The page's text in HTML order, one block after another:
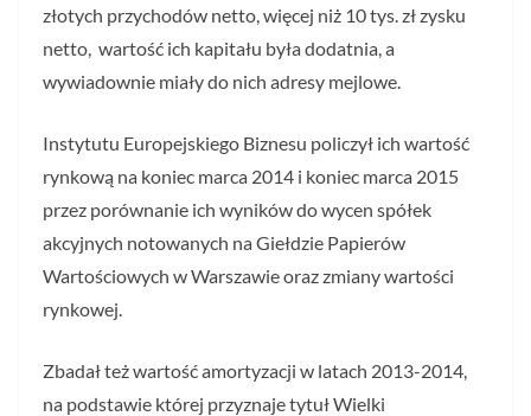
złotych przychodów netto, więcej niż 10 tys. zł zysku
netto, wartość ich kapitału była dodatnia, a
wywiadownie miały do nich adresy mejlowe.
Instytutu Europejskiego Biznesu policzył ich wartość
rynkową na koniec marca 2014 i koniec marca 2015
przez porównanie ich wyników do wycen spółek
akcyjnych notowanych na Giełdzie Papierów
Wartościowych w Warszawie oraz zmiany wartości
rynkowej.
Zbadał też wartość amortyzacji w latach 2013-2014,
na podstawie której przyznaje tytuł Wielki